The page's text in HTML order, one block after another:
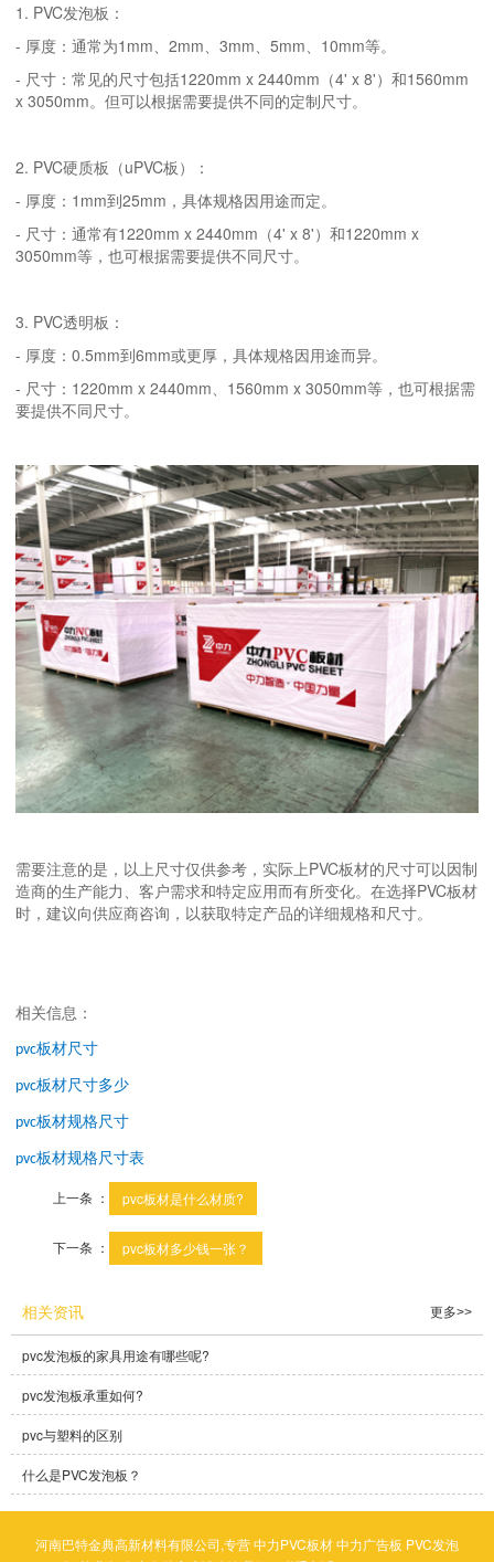
1. PVC发泡板：
- 厚度：通常为1mm、2mm、3mm、5mm、10mm等。
- 尺寸：常见的尺寸包括1220mm x 2440mm（4' x 8'）和1560mm
x 3050mm。但可以根据需要提供不同的定制尺寸。
2. PVC硬质板（uPVC板）：
- 厚度：1mm到25mm，具体规格因用途而定。
- 尺寸：通常有1220mm x 2440mm（4' x 8'）和1220mm x
3050mm等，也可根据需要提供不同尺寸。
3. PVC透明板：
- 厚度：0.5mm到6mm或更厚，具体规格因用途而异。
- 尺寸：1220mm x 2440mm、1560mm x 3050mm等，也可根据需
要提供不同尺寸。
需要注意的是，以上尺寸仅供参考，实际上PVC板材的尺寸可以因制
造商的生产能力、客户需求和特定应用而有所变化。在选择PVC板材
时，建议向供应商咨询，以获取特定产品的详细规格和尺寸。
相关信息：
pvc板材尺寸
pvc板材尺寸多少
pvc板材规格尺寸
pvc板材规格尺寸表
上一条 ： pvc板材是什么材质?
下一条 ： pvc板材多少钱一张？
相关资讯 更多>>
pvc发泡板的家具用途有哪些呢?
pvc发泡板承重如何?
pvc与塑料的区别
什么是PVC发泡板？
河南巴特金典高新材料有限公司,专营中力PVC板材中力广告板 PVC发泡